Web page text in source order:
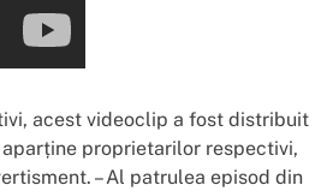
acest videoclip a fost distribuit
proprietarilor respectivi,
– Al patrulea episod din